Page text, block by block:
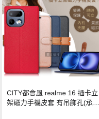
CITY都會風 realme 16 插卡立
架磁力手機皮套 有吊飾孔(承諾